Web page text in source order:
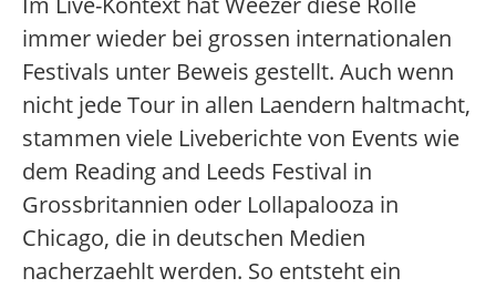
immer wieder bei grossen internationalen
Festivals unter Beweis gestellt. Auch wenn
nicht jede Tour in allen Laendern haltmacht,
stammen viele Liveberichte von Events wie
dem Reading and Leeds Festival in
Grossbritannien oder Lollapalooza in
Chicago, die in deutschen Medien
nacherzaehlt werden. So entsteht ein